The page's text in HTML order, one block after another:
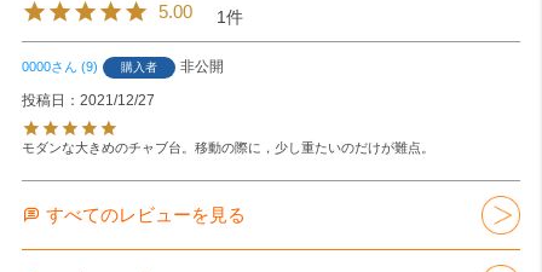
5.00 1
0000 9 購入者
非公開
投稿日
2021/12/27
モダンな大きめのチャブ台。移動の際に，少し重たいのだけが難点。
すべてのレビューを見る